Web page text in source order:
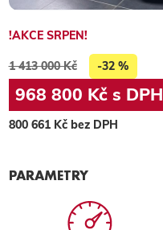
!AKCE SRPEN!
1 413 000 Kč -32 %
968 800 Kč s DPH
800 661 Kč bez DPH
PARAMETRY